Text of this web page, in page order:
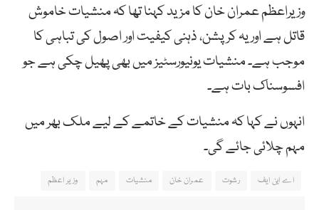
وزیراعظم عمران خان کا مزید کہنا تھا کہ منشیات خاموش
قاتل ہے اور یہ کرپشن، ذہنی کیفیت اور اصول کی تباہی کا
موجب ہے۔ منشیات یونیورسٹیز میں بھی پھیل چکی ہے جو
افسوسناک بات ہے۔
انہوں نے کہا کہ منشیات کے خاتمے کے لیے ملک بھر میں
مہم چلائی جائے گی۔
اے این ایف رشوت عمران خان منشیات مہم وزیر اعظم